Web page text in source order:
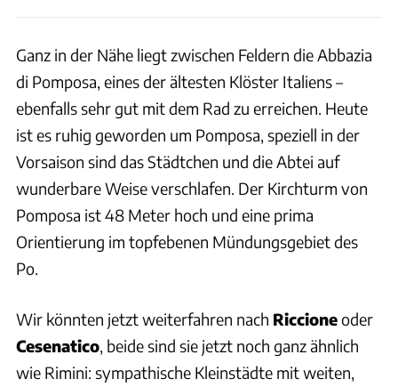
Ganz in der Nähe liegt zwischen Feldern die Abbazia
di Pomposa, eines der ältesten Klöster Italiens –
ebenfalls sehr gut mit dem Rad zu erreichen. Heute
ist es ruhig geworden um Pomposa, speziell in der
Vorsaison sind das Städtchen und die Abtei auf
wunderbare Weise verschlafen. Der Kirchturm von
Pomposa ist 48 Meter hoch und eine prima
Orientierung im topfebenen Mündungsgebiet des
Po.
Wir könnten jetzt weiterfahren nach Riccioneoder
Cesenatico, beide sind sie jetzt noch ganz ähnlich
wie Rimini: sympathische Kleinstädte mit weiten,